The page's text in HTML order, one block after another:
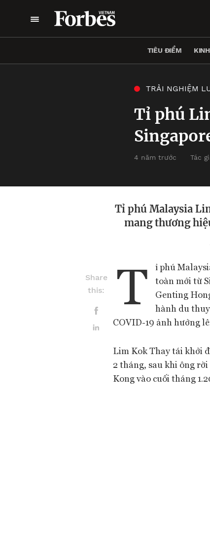
TIÊU ĐIỂM
TRẢI NGHIỆM
Tỉ phú
4 năm trước Tác
Share
this:
Tỉ phú Malaysia
mang thương
T
ỉ phú
toàn mới từ
Genting
hành du
COVID-19 ảnh hưởng
Lim Kok Thay tái khởi
2 tháng, sau khi ông
Kong vào cuối tháng